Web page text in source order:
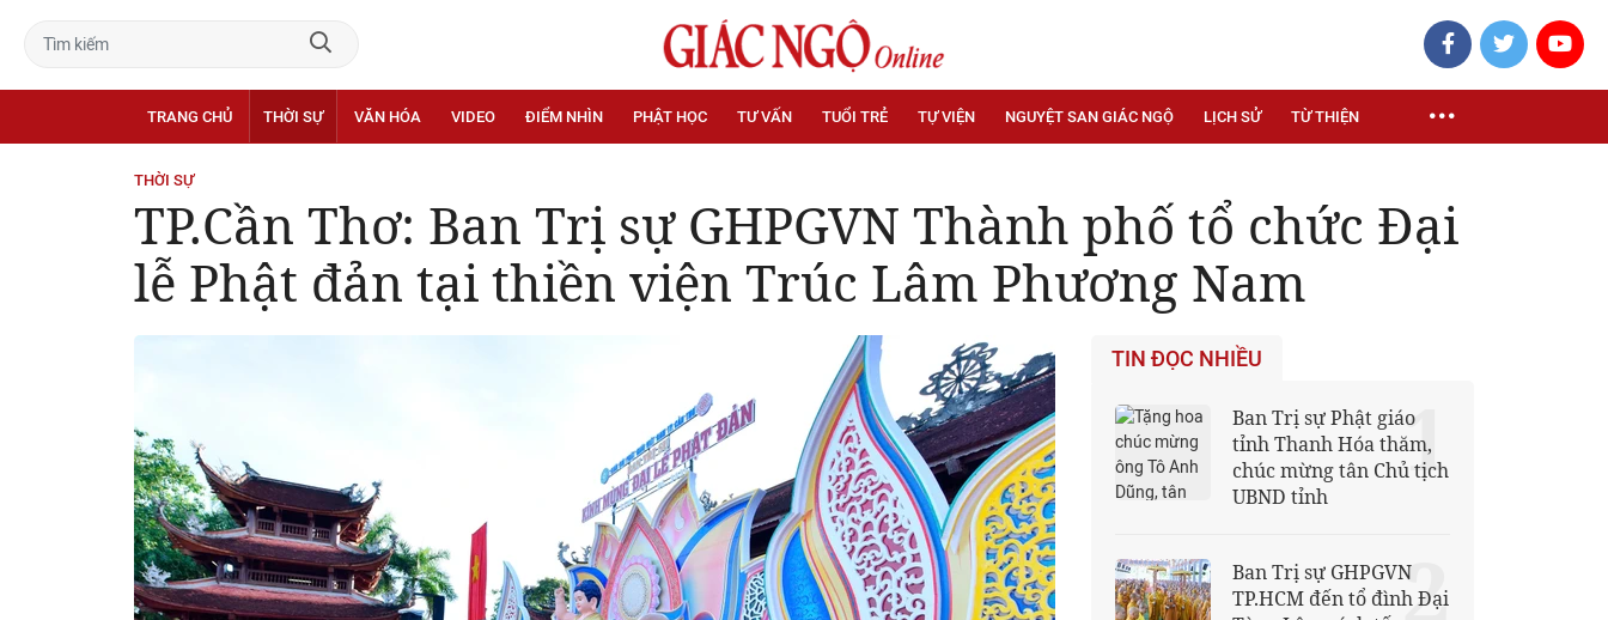
TRANG CHỦ THỜI SỰ VĂN HÓA VIDEO ĐIỂM NHÌN PHẬT HỌC TƯ VẤN TUỔI TRẺ TỰ VIỆN NGUYỆT SAN GIÁC NGỘ LỊCH SỬ TỪ THIỆN
THỜI SỰ
TP.Cần Thơ: Ban Trị sự GHPGVN Thành phố tổ chức Đại
lễ Phật đản tại thiền viện Trúc Lâm Phương Nam
TIN ĐỌC NHIỀU
Ban Trị sự Phật giáo
tỉnh Thanh Hóa thăm,
chúc mừng tân Chủ tịch
UBND tỉnh
1
Ban Trị sự GHPGVN
TP.HCM đến tổ đình Đại
2